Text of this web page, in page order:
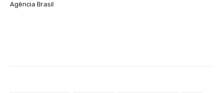
Agência Brasil